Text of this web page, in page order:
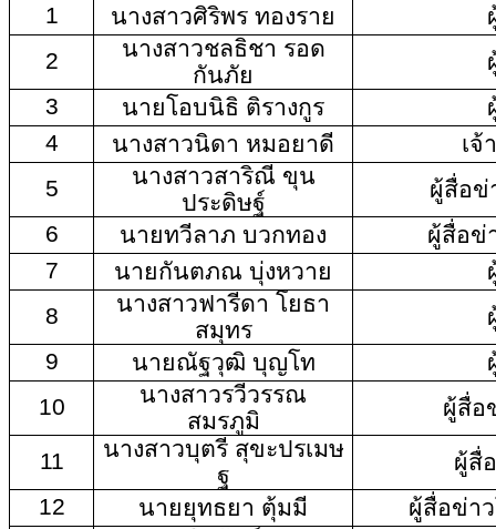
1 นางสาวศิริพร ทองราย
2
นางสาวชลธิชา รอด
กันภัย
3
นายโอบนิธิ ติรางกูร
4
นางสาวนิดา หมอยาดี
เจ้
5
นางสาวสาริณี ขุน
ประดิษฐ์
ผู้สื่อข่
6
นายทวีลาภ บวกทอง
ผู้สื่อข่
7
นายกันตภณ บุ่งหวาย
8
นางสาวฟารีดา โยธา
สมุทร
9
นายณัฐวุฒิ บุญโท
10
นางสาวรวีวรรณ
สมรภูมิ
ผู้สื่อ
11
นางสาวบุตรี สุขะปรเมษ
ฐ
ผู้สื่
12
นายยุทธยา ตุ้มมี
ผู้สื่อข่า